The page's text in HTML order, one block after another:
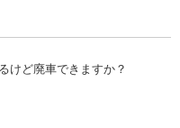
けど廃車できますか？